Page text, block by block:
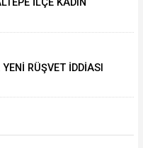
İLÇE KADIN
YENİ RÜŞVET İDDİASI